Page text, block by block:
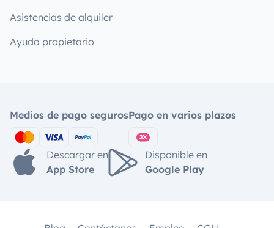
Asistencias de alquiler
Ayuda propietario
Medios de pago segurosPago en varios plazos
Descargar en
App Store
Disponible en
Google Play